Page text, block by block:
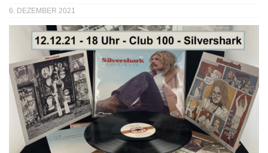
6. DEZEMBER 2021